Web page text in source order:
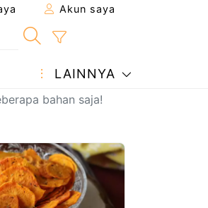
Akun saya
LAINNYA
bahan saja!